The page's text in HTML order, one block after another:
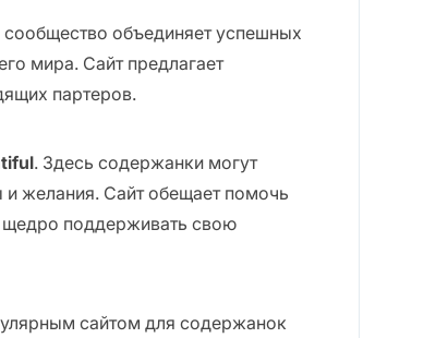
сообщество объединяет успешных
мира. Сайт предлагает
партеров.
. Здесь содержанки могут
и желания. Сайт обещает помочь
щедро поддерживать свою
сайтом для содержанок